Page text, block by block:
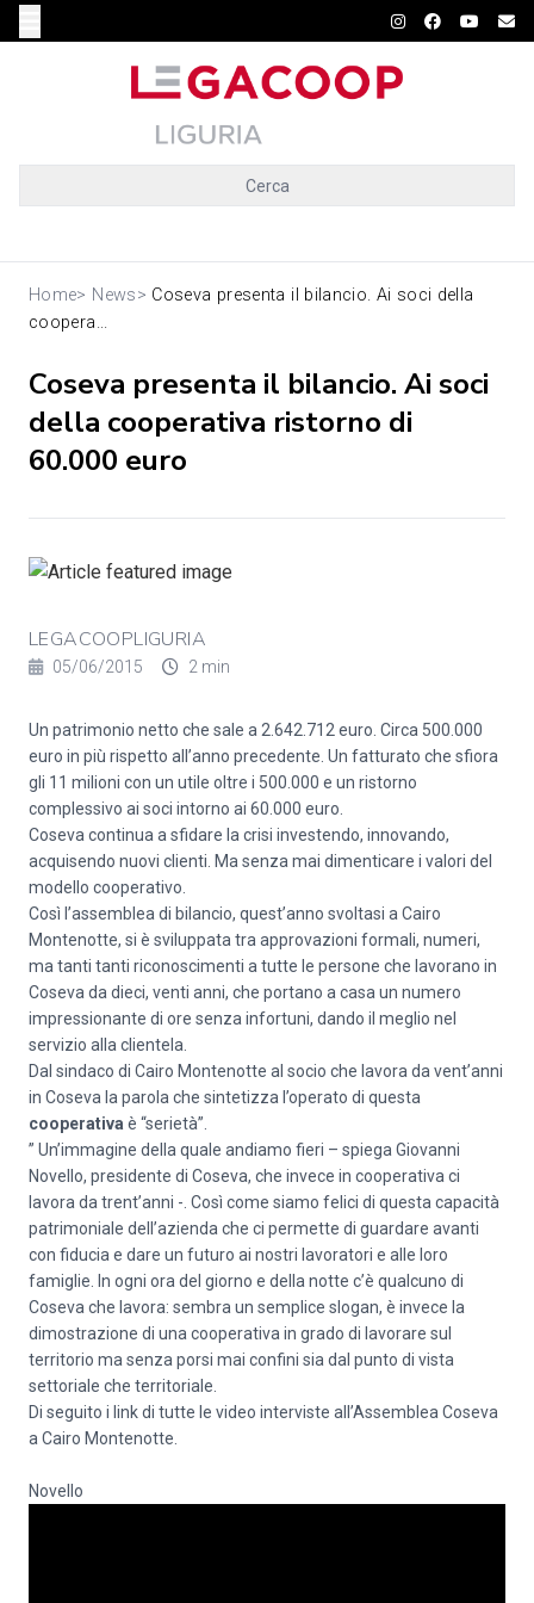
Cerca
Home> News> Coseva presenta il bilancio. Ai soci della
coopera...
Coseva presenta il bilancio. Ai soci
della cooperativa ristorno di
60.000 euro
LEGACOOPLIGURIA
05/06/2015 2 min
Un patrimonio netto che sale a 2.642.712 euro. Circa 500.000
euro in più rispetto all’anno precedente. Un fatturato che sfiora
gli 11 milioni con un utile oltre i 500.000 e un ristorno
complessivo ai soci intorno ai 60.000 euro.
Coseva continua a sfidare la crisi investendo, innovando,
acquisendo nuovi clienti. Ma senza mai dimenticare i valori del
modello cooperativo.
Così l’assemblea di bilancio, quest’anno svoltasi a Cairo
Montenotte, si è sviluppata tra approvazioni formali, numeri,
ma tanti tanti riconoscimenti a tutte le persone che lavorano in
Coseva da dieci, venti anni, che portano a casa un numero
impressionante di ore senza infortuni, dando il meglio nel
servizio alla clientela.
Dal sindaco di Cairo Montenotte al socio che lavora da vent’anni
in Coseva la parola che sintetizza l’operato di questa
cooperativa è “serietà”.
” Un’immagine della quale andiamo fieri – spiega Giovanni
Novello, presidente di Coseva, che invece in cooperativa ci
lavora da trent’anni -. Così come siamo felici di questa capacità
patrimoniale dell’azienda che ci permette di guardare avanti
con fiducia e dare un futuro ai nostri lavoratori e alle loro
famiglie. In ogni ora del giorno e della notte c’è qualcuno di
Coseva che lavora: sembra un semplice slogan, è invece la
dimostrazione di una cooperativa in grado di lavorare sul
territorio ma senza porsi mai confini sia dal punto di vista
settoriale che territoriale.
Di seguito i link di tutte le video interviste all’Assemblea Coseva
a Cairo Montenotte.
Novello